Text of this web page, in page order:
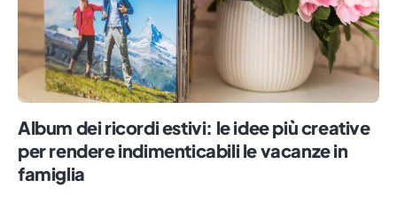
Album dei ricordi estivi: le idee più creative
per rendere indimenticabili le vacanze in
famiglia